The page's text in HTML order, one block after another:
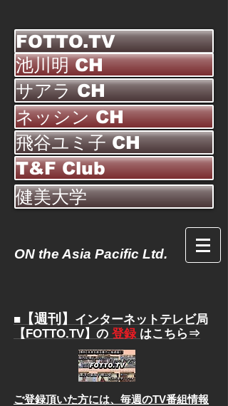
FOTTO.TV
池川明 CH
サアラ CH
ネッシン CH
飛谷ユミ子 CH
T&F Club
健美大学
ON the Asia Pacific Ltd.
■ 【週刊】
インターネットテレビ局
【FOTTO.TV】の 登録 はこちら⇒
ご登録頂いた方には、 毎週のTV番組情報